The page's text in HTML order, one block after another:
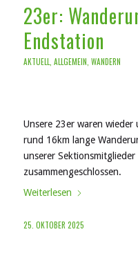
23er:
Endstation
AKTUELL ALLGEMEIN WANDERN
Unsere 23er waren
rund 16km lange
unserer
zusammengeschlossen.
Weiterlesen
25. OKTOBER 2025